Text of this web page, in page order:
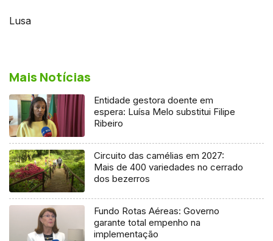
Lusa
Mais Notícias
Entidade gestora doente em
espera: Luísa Melo substitui Filipe
Ribeiro
Circuito das camélias em 2027:
Mais de 400 variedades no cerrado
dos bezerros
Fundo Rotas Aéreas: Governo
garante total empenho na
implementação